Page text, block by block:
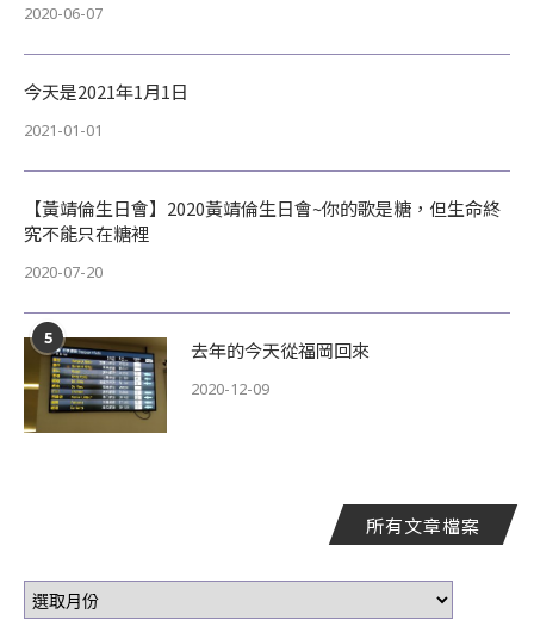
2020-06-07
今天是2021年1月1日
2021-01-01
【黃靖倫生日會】2020黃靖倫生日會~你的歌是糖，但生命終
究不能只在糖裡
2020-07-20
5 去年的今天從福岡回來
2020-12-09
所有文章檔案